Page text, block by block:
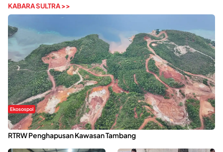
KABARA SULTRA >>
Ekosospol
Kabaena Menanti Kepastian Pemulihan Lingkungan Usai Revisi
RTRW Penghapusan Kawasan Tambang